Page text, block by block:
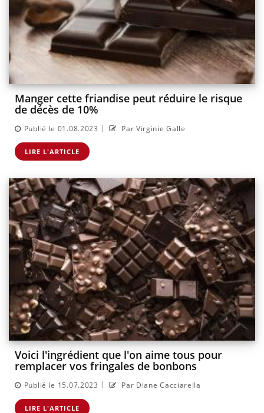
Manger cette friandise peut réduire le risque
de décès de 10%
Publié le 01.08.2023 | Par Virginie Galle
LIRE L'ARTICLE
Voici l'ingrédient que l'on aime tous pour
remplacer vos fringales de bonbons
Publié le 15.07.2023 | Par Diane Cacciarella
LIRE L'ARTICLE